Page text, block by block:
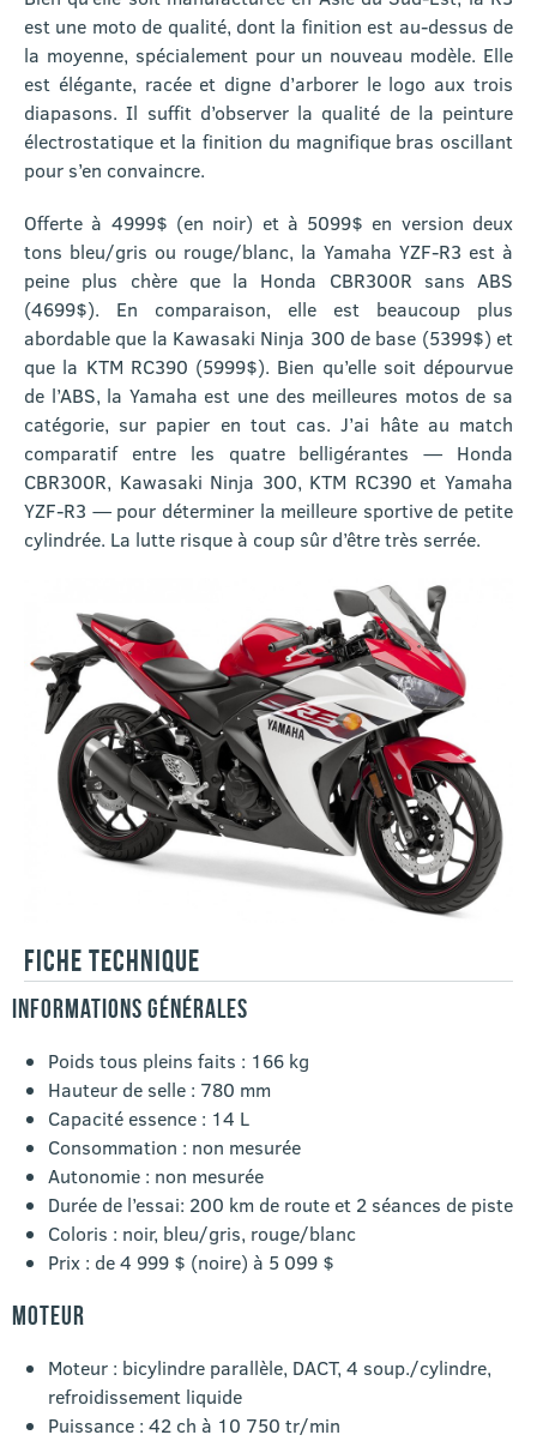
est une moto de qualité, dont la finition est au-dessus de
la moyenne, spécialement pour un nouveau modèle. Elle
est élégante, racée et digne d’arborer le logo aux trois
diapasons. Il suffit d’observer la qualité de la peinture
électrostatique et la finition du magnifique bras oscillant
pour s’en convaincre.
Offerte à 4999$ (en noir) et à 5099$ en version deux
tons bleu/gris ou rouge/blanc, la Yamaha YZF-R3 est à
peine plus chère que la Honda CBR300R sans ABS
(4699$). En comparaison, elle est beaucoup plus
abordable que la Kawasaki Ninja 300 de base (5399$) et
que la KTM RC390 (5999$). Bien qu’elle soit dépourvue
de l’ABS, la Yamaha est une des meilleures motos de sa
catégorie, sur papier en tout cas. J’ai hâte au match
comparatif entre les quatre belligérantes — Honda
CBR300R, Kawasaki Ninja 300, KTM RC390 et Yamaha
YZF-R3 — pour déterminer la meilleure sportive de petite
cylindrée. La lutte risque à coup sûr d’être très serrée.
FICHE TECHNIQUE
INFORMATIONS GÉNÉRALES
Poids tous pleins faits : 166 kg
Hauteur de selle : 780 mm
Capacité essence : 14 L
Consommation : non mesurée
Autonomie : non mesurée
Durée de l’essai: 200 km de route et 2 séances de piste
Coloris : noir, bleu/gris, rouge/blanc
Prix : de 4 999 $ (noire) à 5 099 $
MOTEUR
Moteur : bicylindre parallèle, DACT, 4 soup./cylindre,
refroidissement liquide
Puissance : 42 ch à 10 750 tr/min